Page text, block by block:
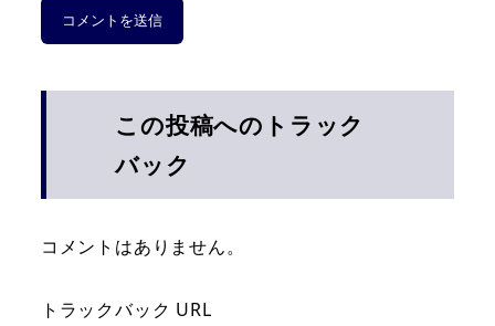
この投稿へのトラック
バック
コメントはありません。
トラックバック URL